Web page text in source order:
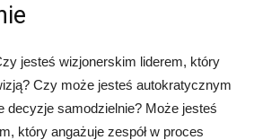
jesteś wizjonerskim liderem, który
Czy może jesteś autokratycznym
decyzje samodzielnie? Może jesteś
który angażuje zespół w proces